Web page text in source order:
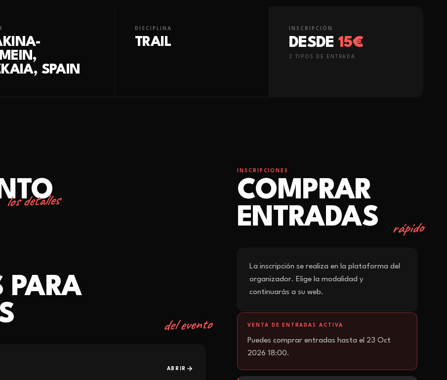
SPAIN
DISCIPLINA
TRAIL
INSCRIPCIÓN
DESDE 15€
3 TIPO S DE ENTRADA
los detalles
PARA
del evento
ABRIR
INSCRIPCIONES
COMPRAR
ENTRADAS
rápido
La inscripción se realiza en la plataforma del
organizador. Elige la modalidad y
continuarás a su web.
VENTA DE ENTRADAS ACTIVA
Puedes comprar entradas hasta el 23 Oct
2026 18:00.